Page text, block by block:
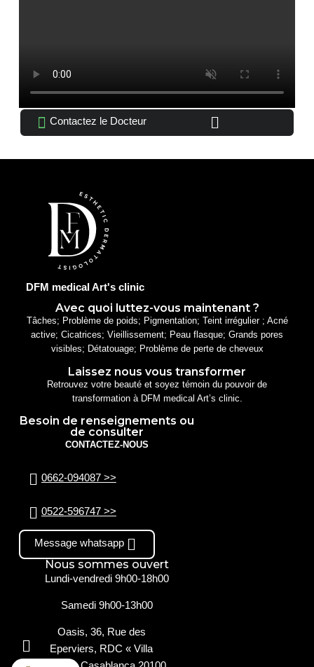
Contactez le Docteur
DFM medical Art's clinic
Avec quoi luttez-vous maintenant ?
Tâches; Problème de poids; Pigmentation; Teint irrégulier ; Acné
active; Cicatrices; Vieillissement; Peau flasque; Grands pores
visibles; Détatouage; Problème de perte de cheveux
Laissez nous vous transformer
Retrouvez votre beauté et soyez témoin du pouvoir de
transformation à DFM medical Art’s clinic.
Besoin de renseignements ou
de consulter
CONTACTEZ-NOUS
0662-094087 >>
0522-596747 >>
Message whatsapp
Nous sommes ouvert
Lundi-vendredi 9h00-18h00
Samedi 9h00-13h00
Oasis, 36, Rue des
Eperviers, RDC « Villa